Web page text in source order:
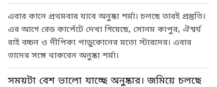
এবার কানে প্রথমবার যাবে অনুষ্কা শর্মা। চলছে তারই প্রস্তুতি।
এর আগে রেড কার্পেটে দেখা গিয়েছে, সোনম কাপুর, ঐশ্বর্য
রাই বচ্চন ও দীপিকা পাড়ুকোনের মতো স্টারদের। এবার
তাদের সঙ্গে থাকবেন অনুষ্কা শর্মা।
সময়টা বেশ ভালো যাচ্ছে অনুষ্কার। জমিয়ে চলছে